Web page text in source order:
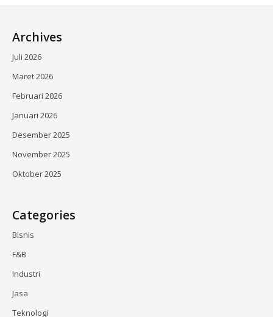
Archives
Juli 2026
Maret 2026
Februari 2026
Januari 2026
Desember 2025
November 2025
Oktober 2025
Categories
Bisnis
F&B
Industri
Jasa
Teknologi